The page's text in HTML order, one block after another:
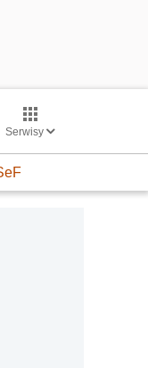
Serwisy